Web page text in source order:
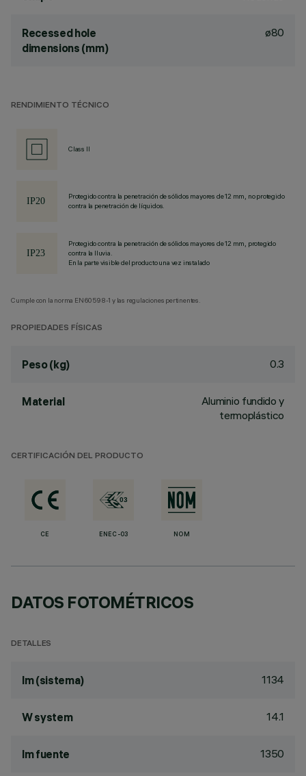
Recessed hole
dimensions (mm)
ø80
RENDIMIENTO TÉCNICO
Class II
Protegido contra la penetración de sólidos mayores de 12 mm, no protegido
contra la penetración de líquidos.
Protegido contra la penetración de sólidos mayores de 12 mm, protegido
contra la lluvia.
En la parte visible del producto una vez instalado
Cumple con la norma EN60598-1 y las regulaciones pertinentes.
PROPIEDADES FÍSICAS
Peso (kg) 0.3
Material
Aluminio fundido y
termoplástico
CERTIFICACIÓN DEL PRODUCTO
CE ENEC-03 NOM
DATOS FOTOMÉTRICOS
DETALLES
lm (sistema) 1134
W system 14.1
lm fuente 1350